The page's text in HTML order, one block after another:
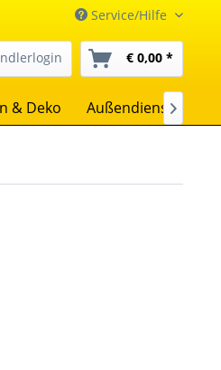
Service/Hilfe
€ 0,00 *
& Deko Außendienst